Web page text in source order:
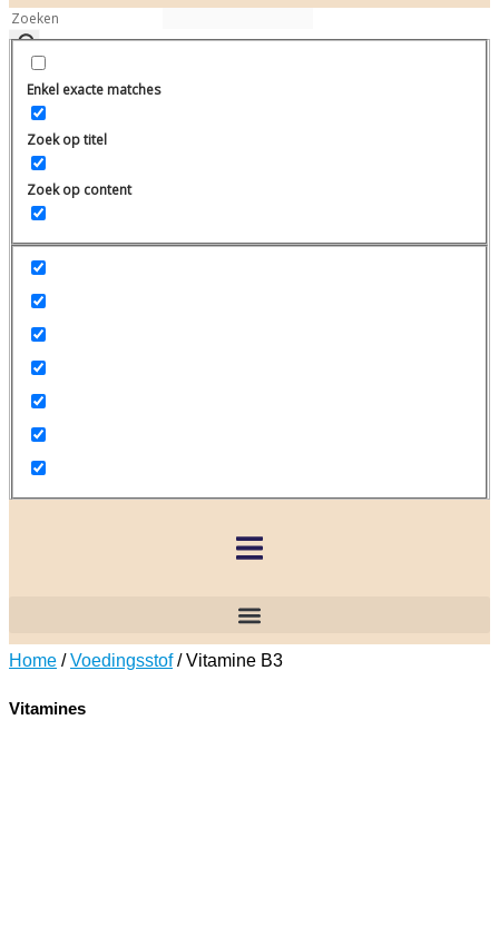
Enkel exacte matches
Zoek op titel
Zoek op content
Home /Voedingsstof/ Vitamine B3
Vitamines